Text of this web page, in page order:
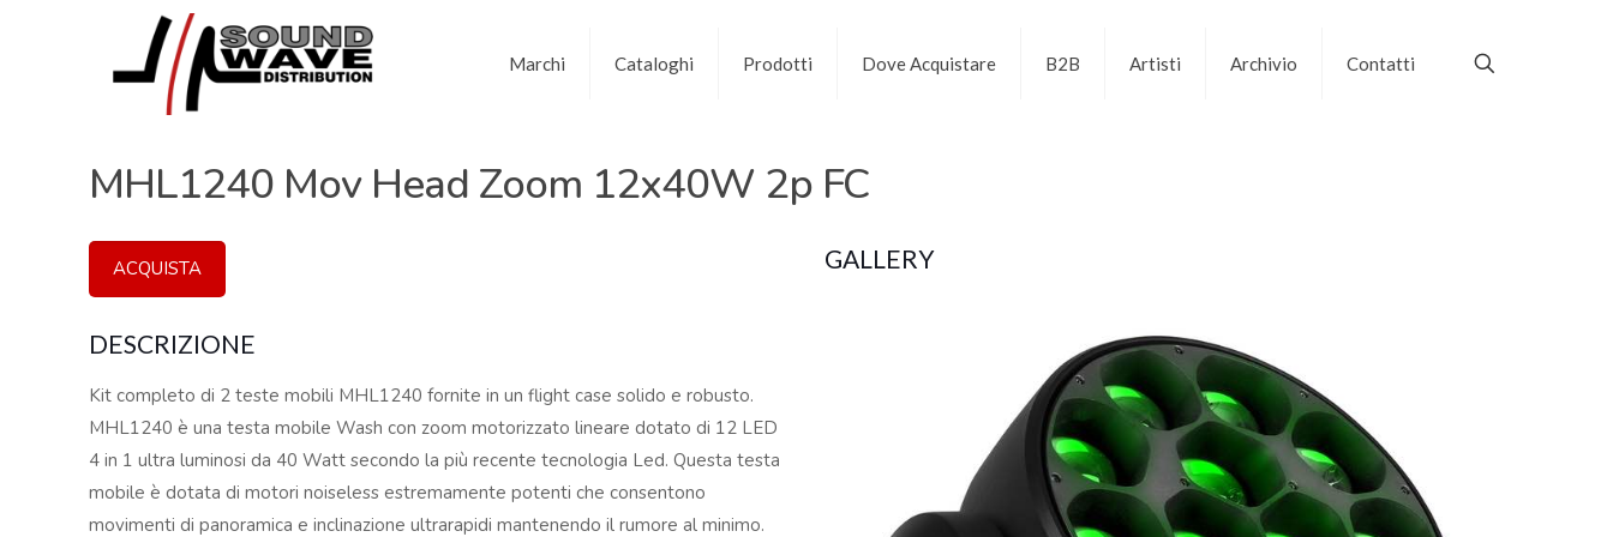
Marchi Cataloghi Prodotti Dove Acquistare B2B Artisti Archivio Contatti
MHL1240 Mov Head Zoom 12x40W 2p FC
ACQUISTA
DESCRIZIONE
Kit completo di 2 teste mobili MHL1240 fornite in un flight case solido e robusto.
MHL1240 è una testa mobile Wash con zoom motorizzato lineare dotato di 12 LED
4 in 1 ultra luminosi da 40 Watt secondo la più recente tecnologia Led. Questa testa
mobile è dotata di motori noiseless estremamente potenti che consentono
movimenti di panoramica e inclinazione ultrarapidi mantenendo il rumore al minimo.
GALLERY